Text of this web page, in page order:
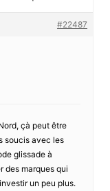
#22487
çà peut être
soucis avec les
glissade à
des marques qui
un peu plus.